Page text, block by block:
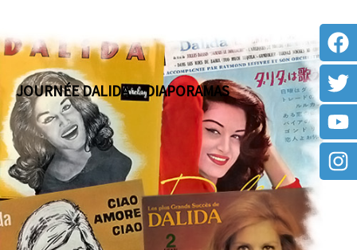
JOURNÉE DALIDA DIAPORAMAS